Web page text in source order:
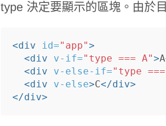
type 決定要顯示的區塊。由於
<div id="app">
<div
v-if="type === A">A
<div
v-else-if="type
<div
v-else>C</div>
</div>